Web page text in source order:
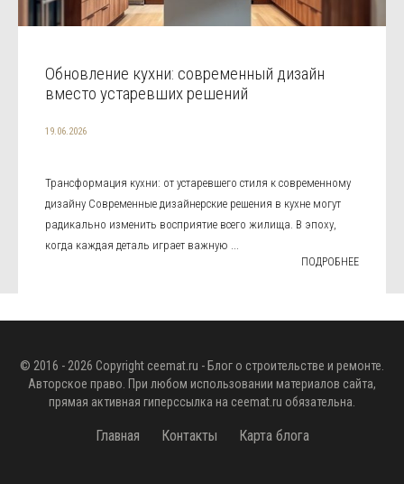
Обновление кухни: современный дизайн
вместо устаревших решений
19.06.2026
Трансформация кухни: от устаревшего стиля к современному
дизайну Современные дизайнерские решения в кухне могут
радикально изменить восприятие всего жилища. В эпоху,
когда каждая деталь играет важную ...
ПОДРОБНЕЕ
© 2016 - 2026 Copyright ceemat.ru - Блог о строительстве и ремонте.
Авторское право. При любом использовании материалов сайта,
прямая активная гиперссылка на ceemat.ru обязательна.
Главная Контакты Карта блога